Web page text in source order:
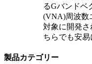
るGバンドベ
(VNA)周波数
対象に開発
ちらでも安易
製品カテゴリー